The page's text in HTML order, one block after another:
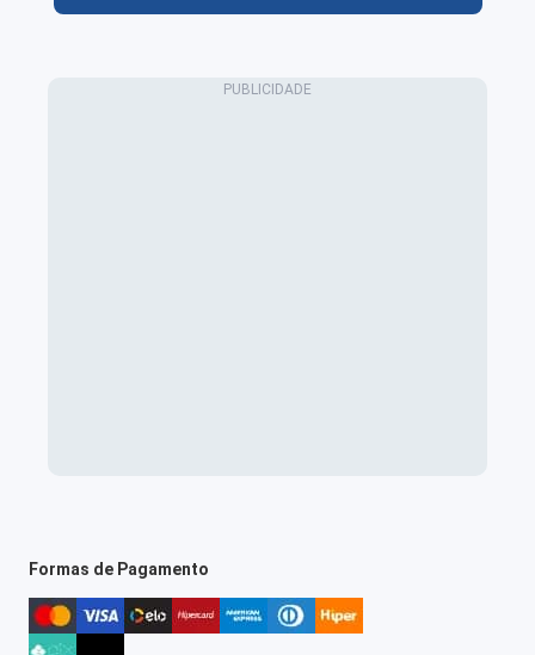
Formas de Pagamento